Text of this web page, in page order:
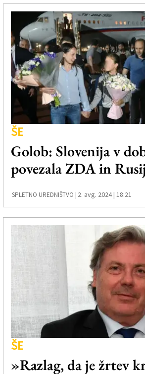
ŠE
Golob: Slovenija v
povezala ZDA in
SPLETNO UREDNIŠTVO | 2. avg. 2024 | 18:21
ŠE
»Razlag, da je žrtev